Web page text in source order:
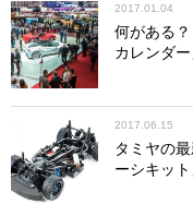
2017.01.04
何がある
カレンダー
2017.06.15
タミヤの
ーシキット